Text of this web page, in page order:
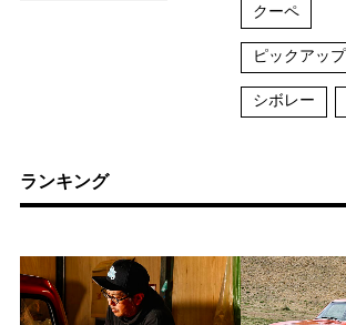
クーペ
ピックアッ
シボレー
ランキング